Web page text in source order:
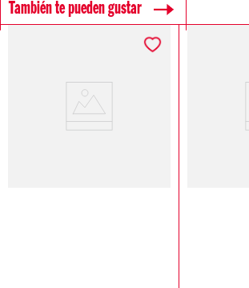
También te pueden gustar